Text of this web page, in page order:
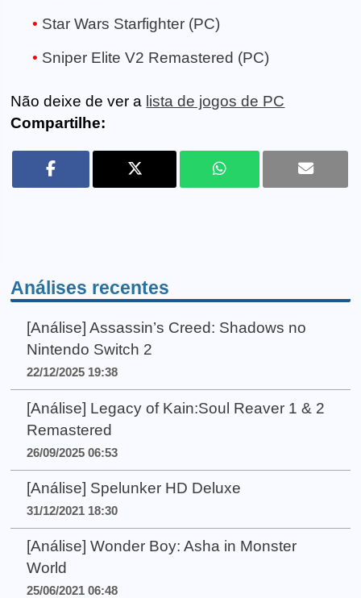
Star Wars Starfighter (PC)
Sniper Elite V2 Remastered (PC)
Não deixe de ver a lista de jogos de PC
Compartilhe:
Análises recentes
[Análise] Assassin’s Creed: Shadows no
Nintendo Switch 2
22/12/2025 19:38
[Análise] Legacy of Kain:Soul Reaver 1 & 2
Remastered
26/09/2025 06:53
[Análise] Spelunker HD Deluxe
31/12/2021 18:30
[Análise] Wonder Boy: Asha in Monster
World
25/06/2021 06:48